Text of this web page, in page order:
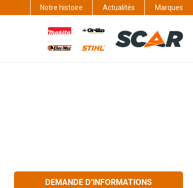
Notre histoire Actualités Marques
DEMANDE D'INFORMATIONS